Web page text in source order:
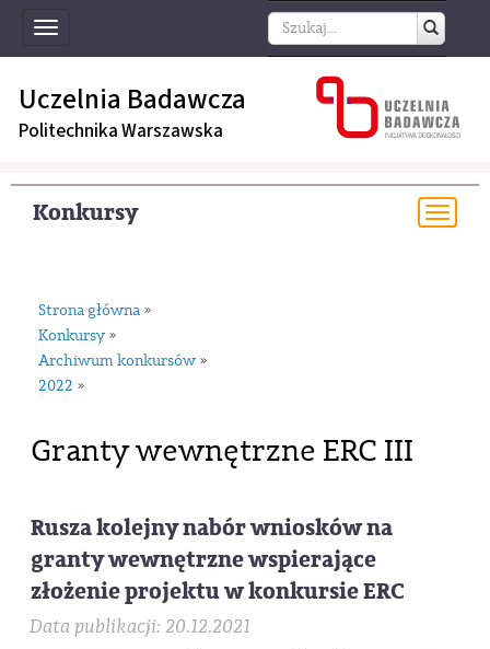
Toggle
navigation
Uczelnia Badawcza
Politechnika Warszawska
Konkursy
Strona główna »
Konkursy »
Archiwum konkursów »
2022 »
Granty wewnętrzne ERC III
Rusza kolejny nabór wniosków na
granty wewnętrzne wspierające
złożenie projektu w konkursie ERC
Data publikacji: 20.12.2021